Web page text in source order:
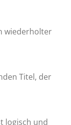
wiederholter
Titel, der
logisch und